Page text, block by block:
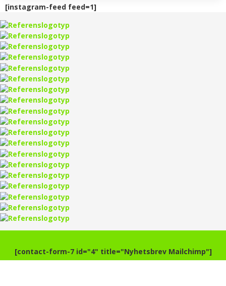
[instagram-feed feed=1]
[contact-form-7 id="4" title="Nyhetsbrev Mailchimp"]